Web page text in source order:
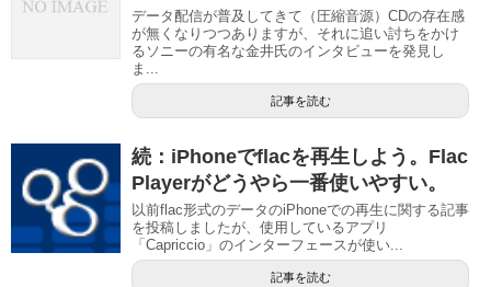
データ配信が普及してきて（圧縮音源）CDの存在感
が無くなりつつありますが、それに追い討ちをかけ
るソニーの有名な金井氏のインタビューを発見し
ま...
記事を読む
続：iPhoneでflacを再生しよう。Flac
Playerがどうやら一番使いやすい。
以前flac形式のデータのiPhoneでの再生に関する記事
を投稿しましたが、使用しているアプリ
「Capriccio」のインターフェースが使い...
記事を読む